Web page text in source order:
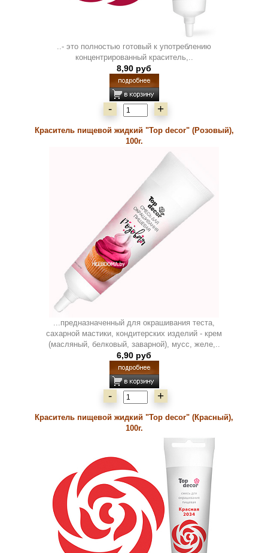
..- это полностью готовый к употреблению
концентрированный краситель,..
8,90 руб
- +
Краситель пищевой жидкий "Top decor" (Розовый),
100г.
...предназначенный для окрашивания теста,
сахарной мастики, кондитерских изделий - крем
(масляный, белковый, заварной), мусс, желе,..
6,90 руб
- +
Краситель пищевой жидкий "Top decor" (Красный),
100г.